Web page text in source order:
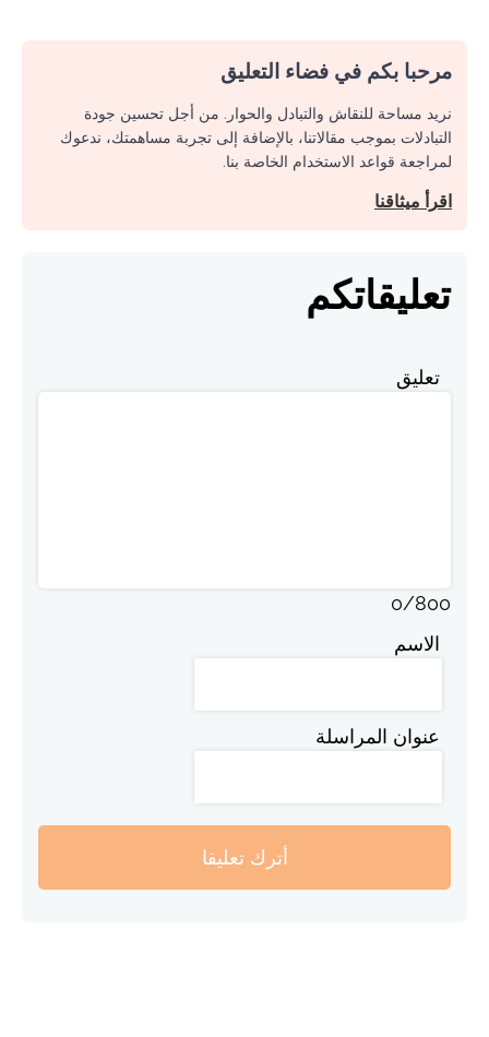
مرحبا بكم في فضاء التعليق
نريد مساحة للنقاش والتبادل والحوار. من أجل تحسين جودة
التبادلات بموجب مقالاتنا، بالإضافة إلى تجربة مساهمتك، ندعوك
لمراجعة قواعد الاستخدام الخاصة بنا.
اقرأ ميثاقنا
تعليقاتكم
تعليق
0/800
الاسم
عنوان المراسلة
أترك تعليقا